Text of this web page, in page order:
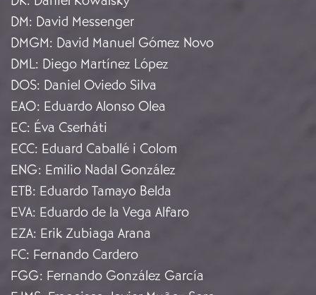
DM: David Messenger
DMGM: David Manuel Gómez Novo
DML: Diego Martínez López
DOS: Daniel Oviedo Silva
EAO: Eduardo Alonso Olea
EC: Éva Cserháti
ECC: Eduard Caballé i Colom
ENG: Emilio Nadal González
ETB: Eduardo Tamayo Belda
EVA: Eduardo de la Vega Alfaro
EZA: Erik Zubiaga Arana
FC: Fernando Cardero
FGG: Fernando González García